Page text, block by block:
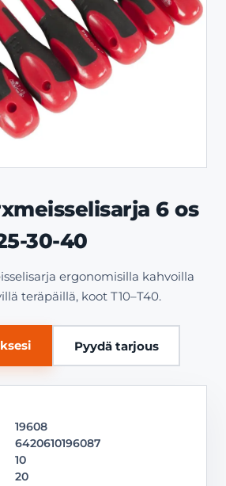
6 os
30-40
ergonomisilla kahvoilla
teräpäillä, koot T10–T40.
Pyydä tarjous
19608
6420610196087
10
20